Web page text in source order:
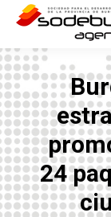
24